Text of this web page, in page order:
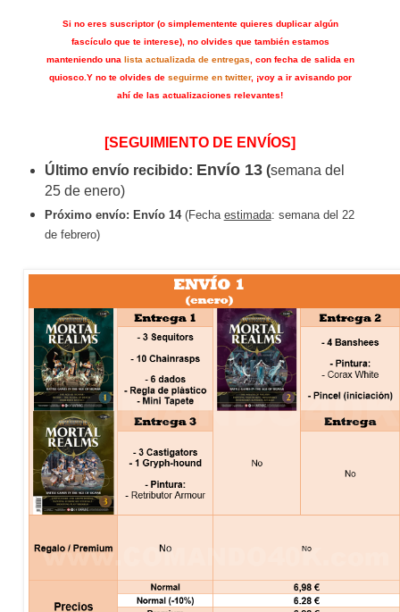
Si no eres suscriptor (o simplementente quieres duplicar algún
fascículo que te interese), no olvides que también estamos
manteniendo una lista actualizada de entregas , con fecha de salida en
quiosco. Y no te olvides de seguirme en twitter, ¡voy a ir avisando por
ahí de las actualizaciones relevantes!
[SEGUIMIENTO DE ENVÍOS]
Último envío recibido: Envío 13(semana del
25 de enero)
Próximo envío: Envío 14(Fecha estimada: semana del 22
de febrero)